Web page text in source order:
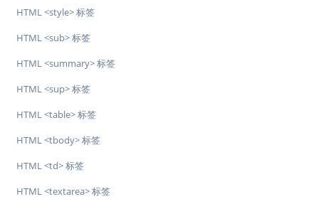
HTML <style> 标签
HTML <sub> 标签
HTML <summary> 标签
HTML <sup> 标签
HTML <table> 标签
HTML <tbody> 标签
HTML <td> 标签
HTML <textarea> 标签